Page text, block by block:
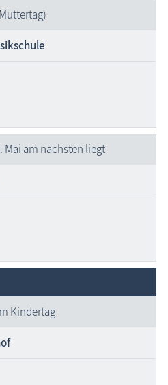
Mai am nächsten liegt
Kindertag